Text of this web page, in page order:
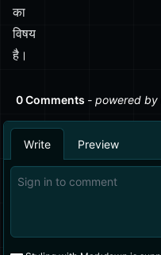
का
विषय
है।